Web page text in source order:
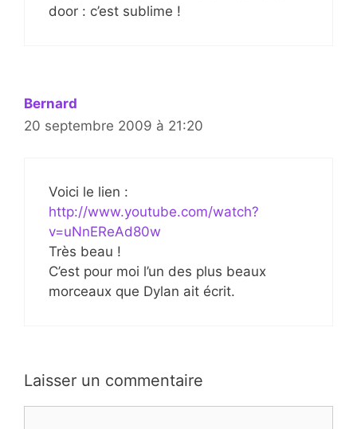
door : c’est sublime !
Bernard
20 septembre 2009 à 21:20
Voici le lien :
http://www.youtube.com/watch?
v=uNnEReAd80w
Très beau !
C’est pour moi l’un des plus beaux
morceaux que Dylan ait écrit.
Laisser un commentaire